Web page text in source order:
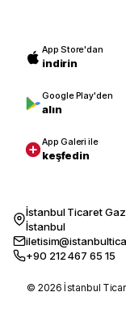
App Store'dan
indirin
Google Play'den
alın
App Galeri ile
keşfedin
İstanbul Ticaret
İstanbul
+90 212 467 65 15
© 2026 İstanbul